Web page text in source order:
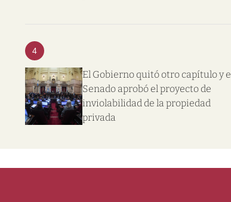
4
El Gobierno quitó otro capítulo y
Senado aprobó el proyecto de
inviolabilidad de la propiedad
privada